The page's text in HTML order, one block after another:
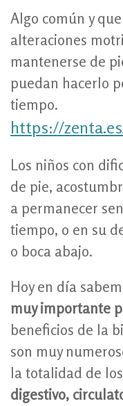
Algo común y
alteraciones
mantenerse de
puedan hacerlo
tiempo.
https://
Los niños con
de pie,
a permanecer
tiempo, o en su
o boca abajo.
Hoy en día
muy importante
beneficios de la
son muy
la totalidad de
digestivo,